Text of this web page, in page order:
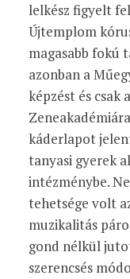
lelkész figyelt
Újtemplom
magasabb fokú
azonban a
képzést és
káderlapot
tanyasi gyerek
intézménybe.
tehetsége volt
muzikalitás
gond nélkül
szerencsés